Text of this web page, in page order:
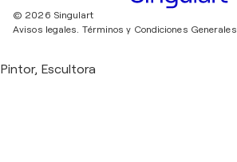
© 2026 Singulart
Avisos legales. Términos y Condiciones Generales
Pintor, Escultora